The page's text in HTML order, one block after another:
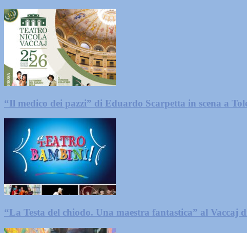
“Il medico dei pazzi” di Eduardo Scarpetta in scena a
“La Testa del chiodo. Una maestra fantastica” al Vaccaj